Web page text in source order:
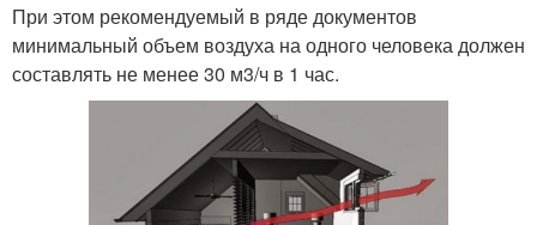
При этом рекомендуемый в ряде документов
минимальный объем воздуха на одного человека должен
составлять не менее 30 м3/ч в 1 час.